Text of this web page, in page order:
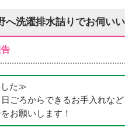
洗濯排水詰りでお伺いい
した≫
ごろからできるお手入れな
お願いします！